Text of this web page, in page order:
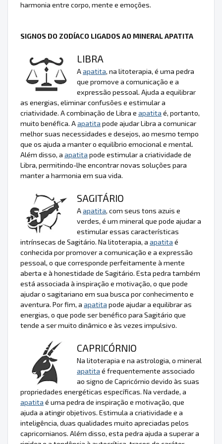
harmonia entre corpo, mente e emoções.
SIGNOS DO ZODÍACO LIGADOS AO MINERAL APATITA
LIBRA
Aapatita, na litoterapia, é uma pedra
que promove a comunicação e a
expressão pessoal. Ajuda a equilibrar
as energias, eliminar confusões e estimular a
criatividade. A combinação de Libra e apatita é, portanto,
muito benéfica. Aapatita pode ajudar Libra a comunicar
melhor suas necessidades e desejos, ao mesmo tempo
que os ajuda a manter o equilíbrio emocional e mental.
Além disso, a apatita pode estimular a criatividade de
Libra, permitindo-lhe encontrar novas soluções para
manter a harmonia em sua vida.
SAGITÁRIO
Aapatita, com seus tons azuis e
verdes, é um mineral que pode ajudar a
estimular essas características
intrínsecas de Sagitário. Na litoterapia, a apatita é
conhecida por promover a comunicação e a expressão
pessoal, o que corresponde perfeitamente à mente
aberta e à honestidade de Sagitário. Esta pedra também
está associada à inspiração e motivação, o que pode
ajudar o sagitariano em sua busca por conhecimento e
aventura. Por fim, a apatita pode ajudar a equilibrar as
energias, o que pode ser benéfico para Sagitário que
tende a ser muito dinâmico e às vezes impulsivo.
CAPRICÓRNIO
Na litoterapia e na astrologia, o mineral
apatita é frequentemente associado
ao signo de Capricórnio devido às suas
propriedades energéticas específicas. Na verdade, a
apatita é uma pedra de inspiração e motivação, que
ajuda a atingir objetivos. Estimula a criatividade e a
inteligência, duas qualidades muito apreciadas pelos
capricornianos. Além disso, esta pedra ajuda a superar a